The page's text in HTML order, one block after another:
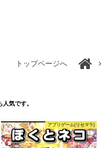
トップページへ
気です。
アプリゲーム(リセマラ)